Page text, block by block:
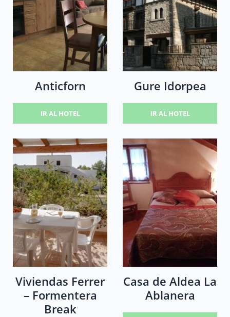
Anticforn
IR AL HOTEL
Gure Idorpea
IR AL HOTEL
Viviendas Ferrer
– Formentera
Break
Casa de Aldea La
Ablanera